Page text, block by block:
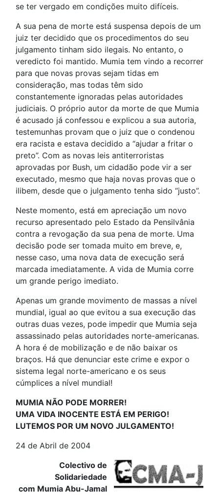
se ter vergado em condições muito difíceis.
A sua pena de morte está suspensa depois de um
juiz ter decidido que os procedimentos do seu
julgamento tinham sido ilegais. No entanto, o
veredicto foi mantido. Mumia tem vindo a recorrer
para que novas provas sejam tidas em
consideração, mas todas têm sido
constantemente ignoradas pelas autoridades
judiciais. O próprio autor da morte de que Mumia
é acusado já confessou e explicou a sua autoria,
testemunhas provam que o juiz que o condenou
era racista e estava decidido a “ajudar a fritar o
preto”. Com as novas leis antiterroristas
aprovadas por Bush, um cidadão pode vir a ser
executado, mesmo que haja novas provas que o
ilibem, desde que o julgamento tenha sido “justo”.
Neste momento, está em apreciação um novo
recurso apresentado pelo Estado da Pensilvânia
contra a revogação da sua pena de morte. Uma
decisão pode ser tomada muito em breve, e,
nesse caso, uma nova data de execução será
marcada imediatamente. A vida de Mumia corre
um grande perigo imediato.
Apenas um grande movimento de massas a nível
mundial, igual ao que evitou a sua execução das
outras duas vezes, pode impedir que Mumia seja
assassinado pelas autoridades norte-americanas.
A hora é de mobilização e de não baixar os
braços. Há que denunciar este crime e expor o
sistema legal norte-americano e os seus
cúmplices a nível mundial!
MUMIA NÃO PODE MORRER!
UMA VIDA INOCENTE ESTÁ EM PERIGO!
LUTEMOS POR UM NOVO JULGAMENTO!
24 de Abril de 2004
Colectivo de
Solidariedade
com Mumia Abu-Jamal